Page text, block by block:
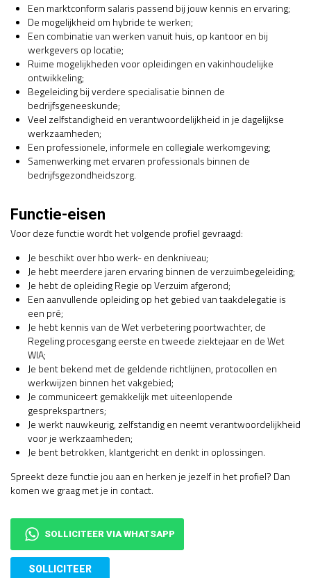
Een marktconform salaris passend bij jouw kennis en ervaring;
De mogelijkheid om hybride te werken;
Een combinatie van werken vanuit huis, op kantoor en bij
werkgevers op locatie;
Ruime mogelijkheden voor opleidingen en vakinhoudelijke
ontwikkeling;
Begeleiding bij verdere specialisatie binnen de
bedrijfsgeneeskunde;
Veel zelfstandigheid en verantwoordelijkheid in je dagelijkse
werkzaamheden;
Een professionele, informele en collegiale werkomgeving;
Samenwerking met ervaren professionals binnen de
bedrijfsgezondheidszorg.
Functie-eisen
Voor deze functie wordt het volgende profiel gevraagd:
Je beschikt over hbo werk- en denkniveau;
Je hebt meerdere jaren ervaring binnen de verzuimbegeleiding;
Je hebt de opleiding Regie op Verzuim afgerond;
Een aanvullende opleiding op het gebied van taakdelegatie is
een pré;
Je hebt kennis van de Wet verbetering poortwachter, de
Regeling procesgang eerste en tweede ziektejaar en de Wet
WIA;
Je bent bekend met de geldende richtlijnen, protocollen en
werkwijzen binnen het vakgebied;
Je communiceert gemakkelijk met uiteenlopende
gesprekspartners;
Je werkt nauwkeurig, zelfstandig en neemt verantwoordelijkheid
voor je werkzaamheden;
Je bent betrokken, klantgericht en denkt in oplossingen.
Spreekt deze functie jou aan en herken je jezelf in het profiel? Dan
komen we graag met je in contact.
SOLLICITEER VIA WHATSAPP